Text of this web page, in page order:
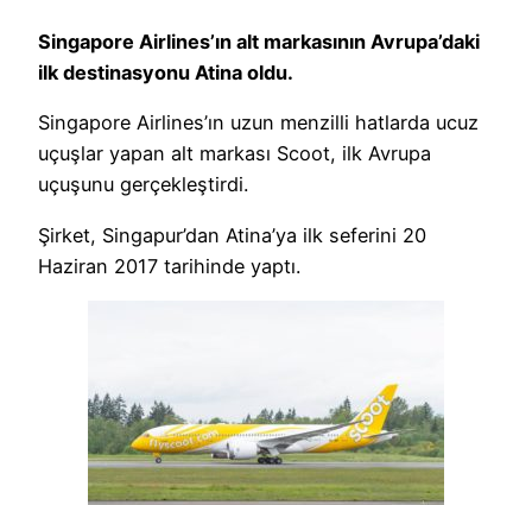
Singapore Airlines’ın alt markasının Avrupa’daki
ilk destinasyonu Atina oldu.
Singapore Airlines’ın uzun menzilli hatlarda ucuz
uçuşlar yapan alt markası Scoot, ilk Avrupa
uçuşunu gerçekleştirdi.
Şirket, Singapur’dan Atina’ya ilk seferini 20
Haziran 2017 tarihinde yaptı.